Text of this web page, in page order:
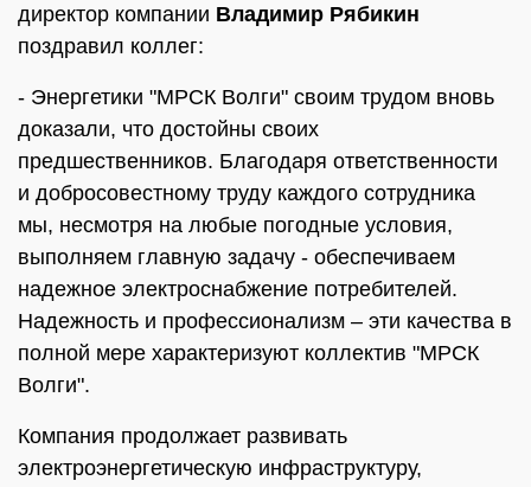
директор компании Владимир Рябикин
поздравил коллег:
- Энергетики "МРСК Волги" своим трудом вновь
доказали, что достойны своих
предшественников. Благодаря ответственности
и добросовестному труду каждого сотрудника
мы, несмотря на любые погодные условия,
выполняем главную задачу - обеспечиваем
надежное электроснабжение потребителей.
Надежность и профессионализм – эти качества в
полной мере характеризуют коллектив "МРСК
Волги".
Компания продолжает развивать
электроэнергетическую инфраструктуру,